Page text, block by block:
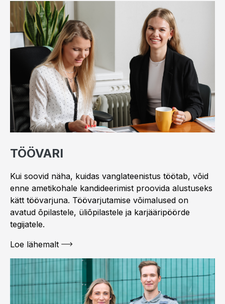
TÖÖVARI
Kui soovid näha, kuidas vanglateenistus töötab, võid
enne ametikohale kandideerimist proovida alustuseks
kätt töövarjuna. Töövarjutamise võimalused on
avatud õpilastele, üliõpilastele ja karjääripöörde
tegijatele.
Loe lähemalt